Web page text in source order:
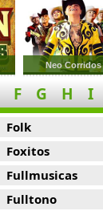
Neo Corridos
F G H I
Folk
Foxitos
Fullmusicas
Fulltono